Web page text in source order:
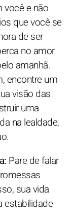
você e não
que você se
de ser
no amor
amanhã.
encontre um
visão das
uma
na lealdade,
Pare de falar
sua vida
estabilidade